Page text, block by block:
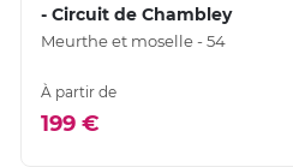
- Circuit de Chambley
Meurthe et moselle - 54
À partir de
199 €